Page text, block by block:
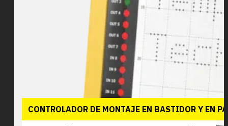
CONTROLADOR DE MONTAJE EN BASTIDOR Y EN